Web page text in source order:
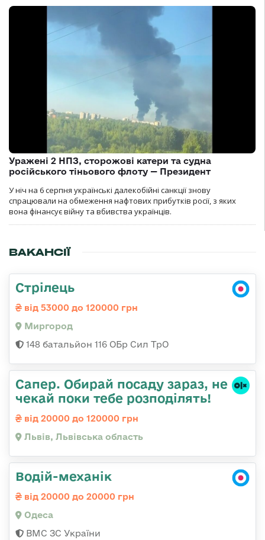
Уражені 2 НПЗ, сторожові катери та судна
російського тіньового флоту — Президент
У ніч на 6 серпня українські далекобійні санкції знову
спрацювали на обмеження нафтових прибутків росії, з яких
вона фінансує війну та вбивства українців.
ВАКАНСІЇ
Стрілець
від 53000 до 120000 грн
Миргород
148 батальйон 116 ОБр Сил ТрО
Сапер. Обирай посаду зараз, не
чекай поки тебе розподілять!
від 20000 до 120000 грн
Львів, Львівська область
Водій-механік
від 20000 до 20000 грн
Одеса
ВМС ЗС України